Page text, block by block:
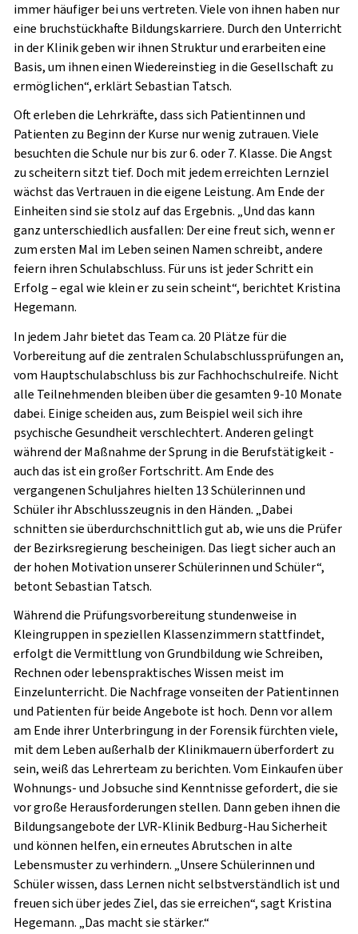
immer häufiger bei uns vertreten. Viele von ihnen haben nur
eine bruchstückhafte Bildungskarriere. Durch den Unterricht
in der Klinik geben wir ihnen Struktur und erarbeiten eine
Basis, um ihnen einen Wiedereinstieg in die Gesellschaft zu
ermöglichen“, erklärt Sebastian Tatsch.
Oft erleben die Lehrkräfte, dass sich Patientinnen und
Patienten zu Beginn der Kurse nur wenig zutrauen. Viele
besuchten die Schule nur bis zur 6. oder 7. Klasse. Die Angst
zu scheitern sitzt tief. Doch mit jedem erreichten Lernziel
wächst das Vertrauen in die eigene Leistung. Am Ende der
Einheiten sind sie stolz auf das Ergebnis. „Und das kann
ganz unterschiedlich ausfallen: Der eine freut sich, wenn er
zum ersten Mal im Leben seinen Namen schreibt, andere
feiern ihren Schulabschluss. Für uns ist jeder Schritt ein
Erfolg – egal wie klein er zu sein scheint“, berichtet Kristina
Hegemann.
In jedem Jahr bietet das Team ca. 20 Plätze für die
Vorbereitung auf die zentralen Schulabschlussprüfungen an,
vom Hauptschulabschluss bis zur Fachhochschulreife. Nicht
alle Teilnehmenden bleiben über die gesamten 9-10 Monate
dabei. Einige scheiden aus, zum Beispiel weil sich ihre
psychische Gesundheit verschlechtert. Anderen gelingt
während der Maßnahme der Sprung in die Berufstätigkeit -
auch das ist ein großer Fortschritt. Am Ende des
vergangenen Schuljahres hielten 13 Schülerinnen und
Schüler ihr Abschlusszeugnis in den Händen. „Dabei
schnitten sie überdurchschnittlich gut ab, wie uns die Prüfer
der Bezirksregierung bescheinigen. Das liegt sicher auch an
der hohen Motivation unserer Schülerinnen und Schüler“,
betont Sebastian Tatsch.
Während die Prüfungsvorbereitung stundenweise in
Kleingruppen in speziellen Klassenzimmern stattfindet,
erfolgt die Vermittlung von Grundbildung wie Schreiben,
Rechnen oder lebenspraktisches Wissen meist im
Einzelunterricht. Die Nachfrage vonseiten der Patientinnen
und Patienten für beide Angebote ist hoch. Denn vor allem
am Ende ihrer Unterbringung in der Forensik fürchten viele,
mit dem Leben außerhalb der Klinikmauern überfordert zu
sein, weiß das Lehrerteam zu berichten. Vom Einkaufen über
Wohnungs- und Jobsuche sind Kenntnisse gefordert, die sie
vor große Herausforderungen stellen. Dann geben ihnen die
Bildungsangebote der LVR-Klinik Bedburg-Hau Sicherheit
und können helfen, ein erneutes Abrutschen in alte
Lebensmuster zu verhindern. „Unsere Schülerinnen und
Schüler wissen, dass Lernen nicht selbstverständlich ist und
freuen sich über jedes Ziel, das sie erreichen“, sagt Kristina
Hegemann. „Das macht sie stärker.“